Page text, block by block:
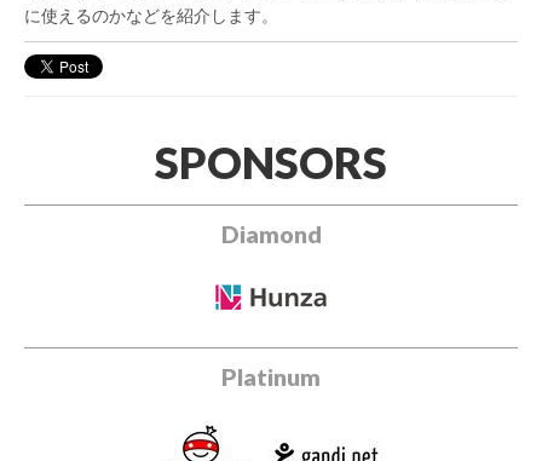
に使えるのかなどを紹介します。
SPONSORS
Diamond
Platinum